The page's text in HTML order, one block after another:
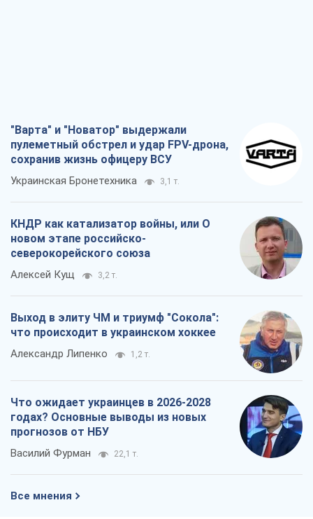
"Варта" и "Новатор" выдержали
пулеметный обстрел и удар FPV-дрона,
сохранив жизнь офицеру ВСУ
Украинская Бронетехника 3,1 т.
КНДР как катализатор войны, или О
новом этапе российско-
северокорейского союза
Алексей Кущ 3,2 т.
Выход в элиту ЧМ и триумф "Сокола":
что происходит в украинском хоккее
Александр Липенко 1,2 т.
Что ожидает украинцев в 2026-2028
годах? Основные выводы из новых
прогнозов от НБУ
Василий Фурман 22,1 т.
Все мнения